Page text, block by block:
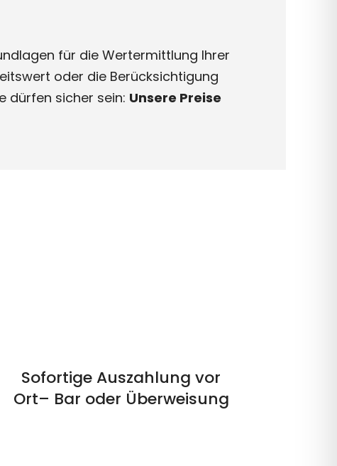
für die Wertermittlung Ihrer
oder die Berücksichtigung
dürfen sicher sein: Unsere Preise
Sofortige Auszahlung vor
Ort– Bar oder Überweisung